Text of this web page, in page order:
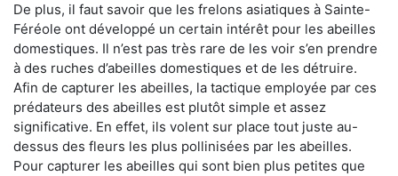
De plus, il faut savoir que les frelons asiatiques à Sainte-
Féréole ont développé un certain intérêt pour les abeilles
domestiques. Il n’est pas très rare de les voir s’en prendre
à des ruches d’abeilles domestiques et de les détruire.
Afin de capturer les abeilles, la tactique employée par ces
prédateurs des abeilles est plutôt simple et assez
significative. En effet, ils volent sur place tout juste au-
dessus des fleurs les plus pollinisées par les abeilles.
Pour capturer les abeilles qui sont bien plus petites que